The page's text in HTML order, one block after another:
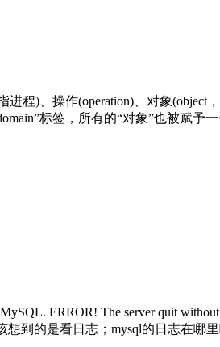
程)、操作(operation)、对象(object
标签，所有的“对象”也被赋予一
ERROR! The server quit
的是看日志；mysql的日志在哪里